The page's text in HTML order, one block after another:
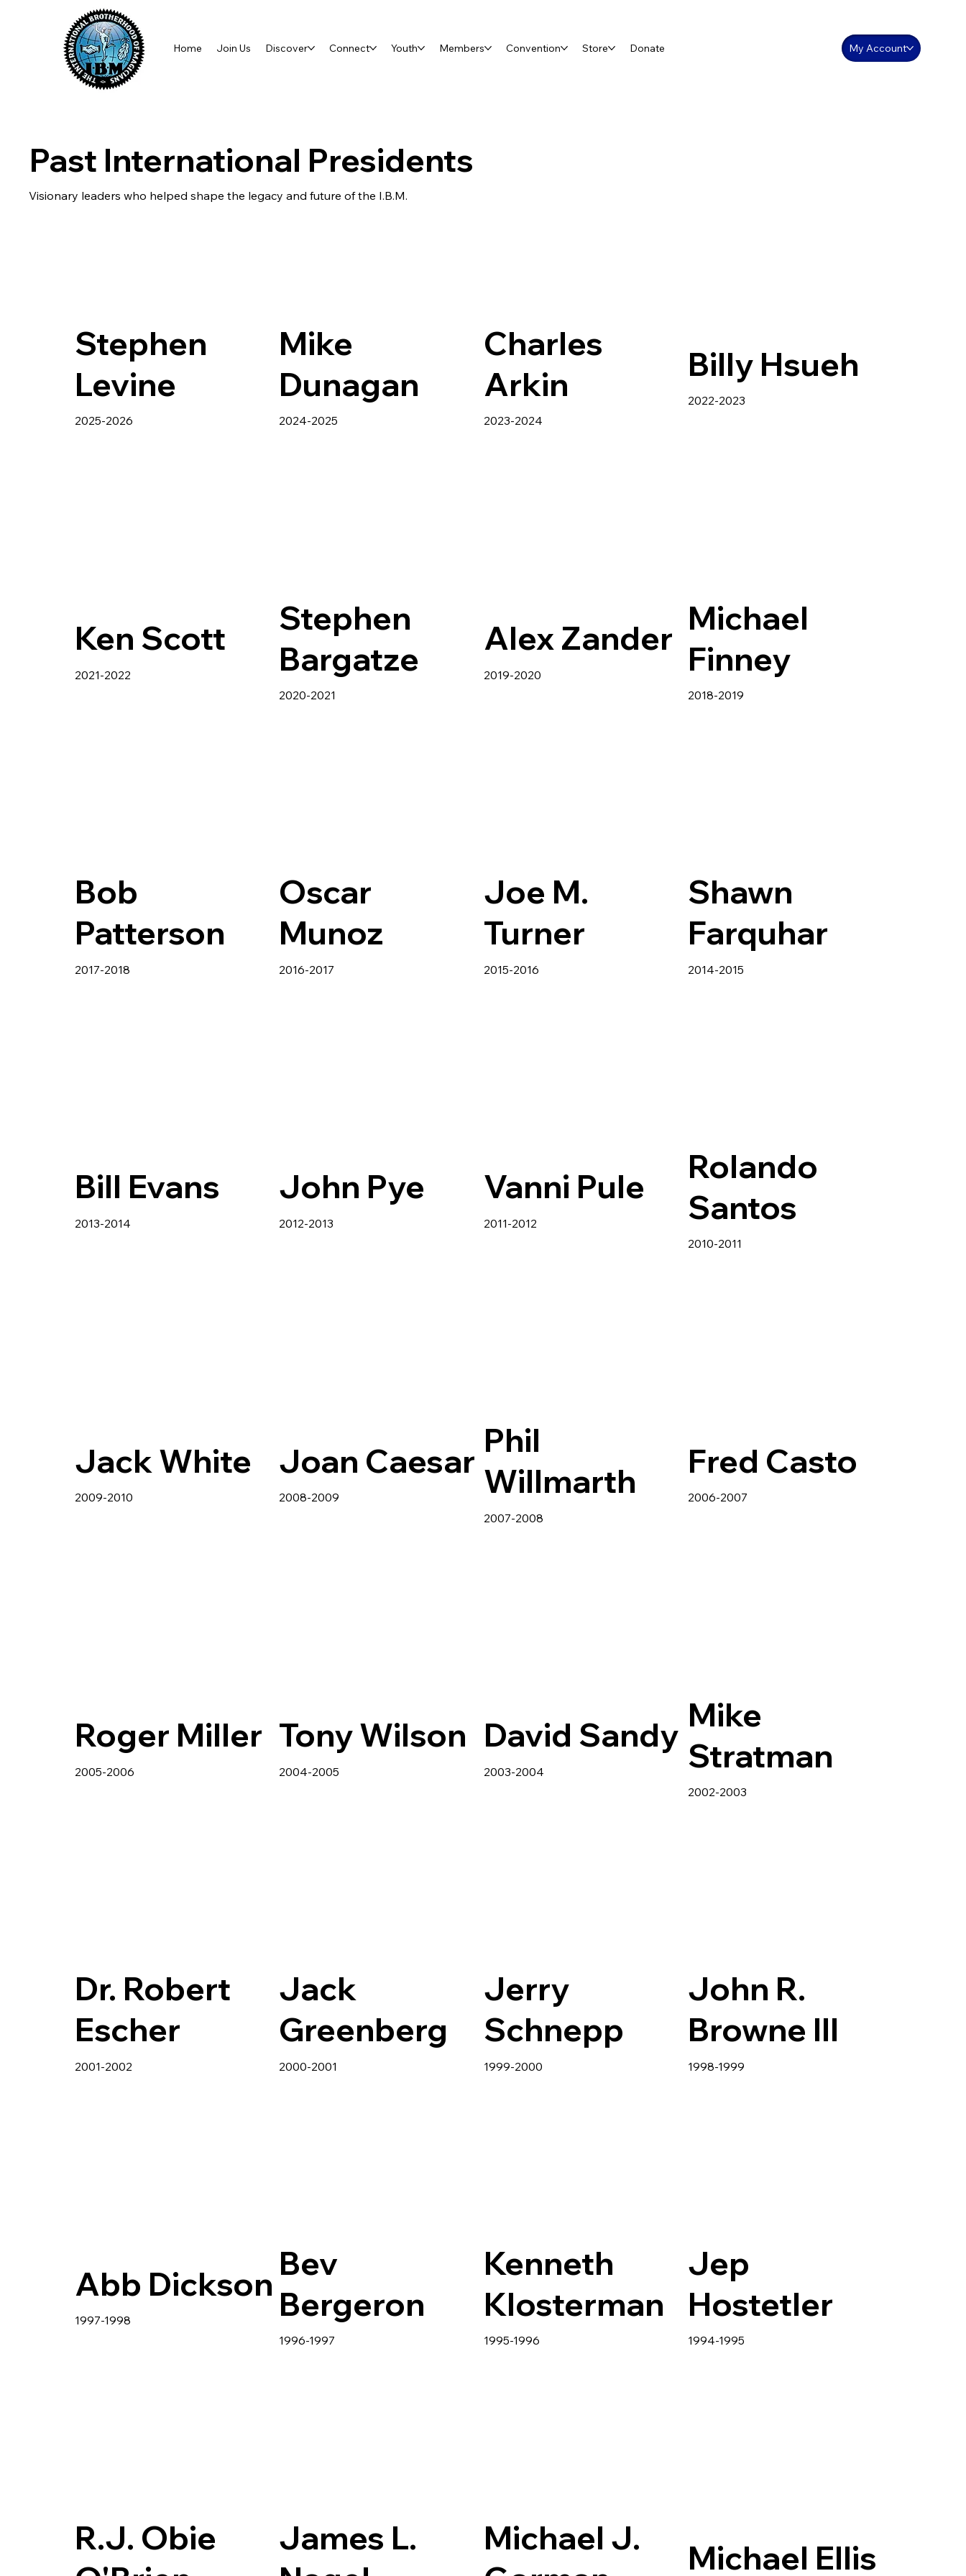
Home Join Us Discover Connect Youth Members Convention Store Donate My Account
Past International Presidents
Visionary leaders who helped shape the legacy and future of the I.B.M.
Stephen
Levine
2025-2026
Mike
Dunagan
2024-2025
Charles
Arkin
2023-2024
Billy Hsueh
2022-2023
Ken Scott
2021-2022
Stephen
Bargatze
2020-2021
Alex Zander
2019-2020
Michael
Finney
2018-2019
Bob
Patterson
2017-2018
Oscar
Munoz
2016-2017
Joe M.
Turner
2015-2016
Shawn
Farquhar
2014-2015
Bill Evans
2013-2014
John Pye
2012-2013
Vanni Pule
2011-2012
Rolando
Santos
2010-2011
Jack White
2009-2010
Joan Caesar
2008-2009
Phil
Willmarth
2007-2008
Fred Casto
2006-2007
Roger Miller
2005-2006
Tony Wilson
2004-2005
David Sandy
2003-2004
Mike
Stratman
2002-2003
Dr. Robert
Escher
2001-2002
Jack
Greenberg
2000-2001
Jerry
Schnepp
1999-2000
John R.
Browne III
1998-1999
Abb Dickson
1997-1998
Bev
Bergeron
1996-1997
Kenneth
Klosterman
1995-1996
Jep
Hostetler
1994-1995
R.J. Obie
James L.
Michael J.
Michael Ellis